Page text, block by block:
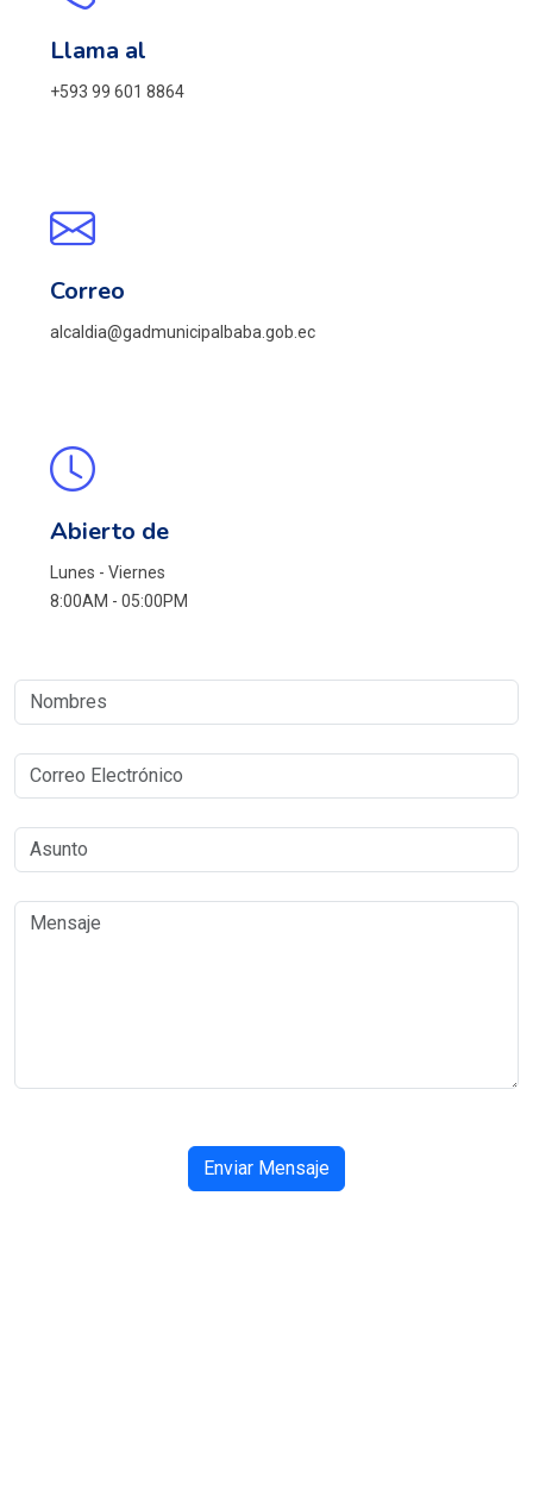
Llama al
+593 99 601 8864
Correo
alcaldia@gadmunicipalbaba.gob.ec
Abierto de
Lunes - Viernes
8:00AM - 05:00PM
Enviar Mensaje